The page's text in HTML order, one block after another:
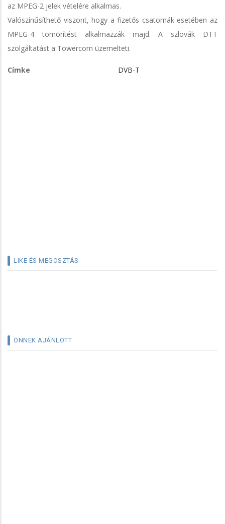
az MPEG-2 jelek vételére alkalmas.
Valószínűsíthető viszont, hogy a fizetős csatornák esetében az
MPEG-4 tömörítést alkalmazzák majd. A szlovák DTT
szolgáltatást a Towercom üzemelteti.
Címke DVB-T
LIKE ÉS MEGOSZTÁS
ÖNNEK AJÁNLOTT